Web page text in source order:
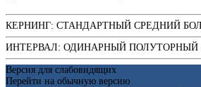
КЕРНИНГ: СТАНДАРТНЫЙ СРЕДНИЙ
ИНТЕРВАЛ: ОДИНАРНЫЙ ПОЛУТОРНЫЙ
Версия для слабовидящих
Перейти на обычную версию